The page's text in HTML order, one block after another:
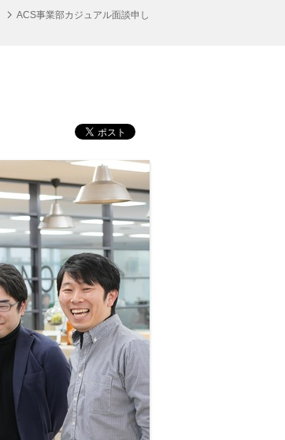
ACS事業部カジュアル面談申し